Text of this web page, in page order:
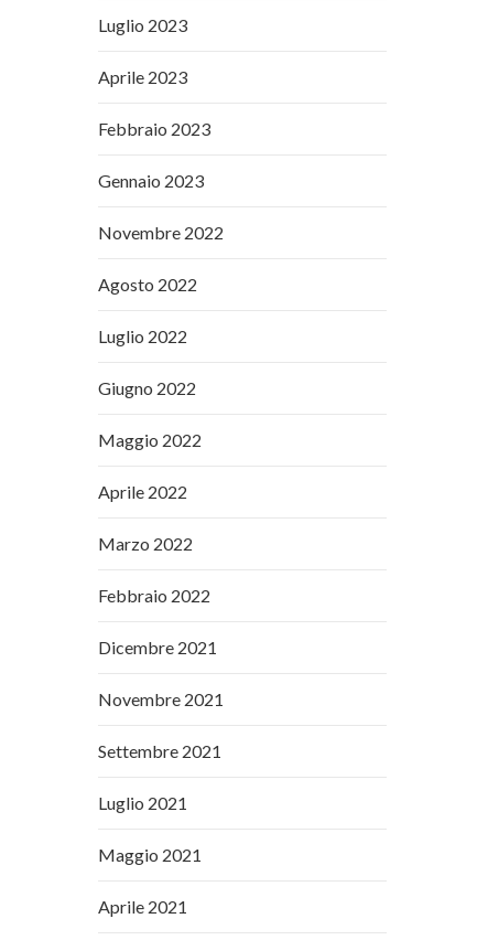
Luglio 2023
Aprile 2023
Febbraio 2023
Gennaio 2023
Novembre 2022
Agosto 2022
Luglio 2022
Giugno 2022
Maggio 2022
Aprile 2022
Marzo 2022
Febbraio 2022
Dicembre 2021
Novembre 2021
Settembre 2021
Luglio 2021
Maggio 2021
Aprile 2021